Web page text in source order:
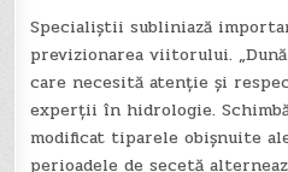
Specialiștii subliniază
previzionarea viitorului.
care necesită atenție și
experții în hidrologie.
modificat tiparele obișnuite
perioadele de secetă